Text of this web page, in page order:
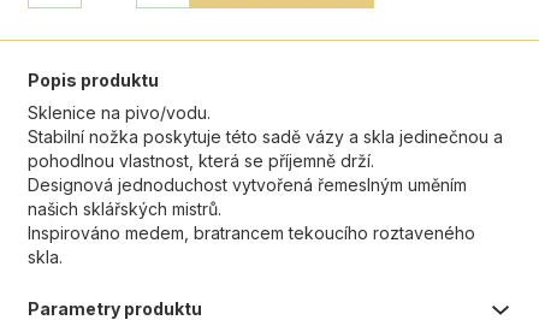
Popis produktu
Sklenice na pivo/vodu.
Stabilní nožka poskytuje této sadě vázy a skla jedinečnou a
pohodlnou vlastnost, která se příjemně drží.
Designová jednoduchost vytvořená řemeslným uměním
našich sklářských mistrů.
Inspirováno medem, bratrancem tekoucího roztaveného
skla.
Parametry produktu